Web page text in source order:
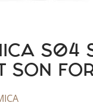
S04
SON